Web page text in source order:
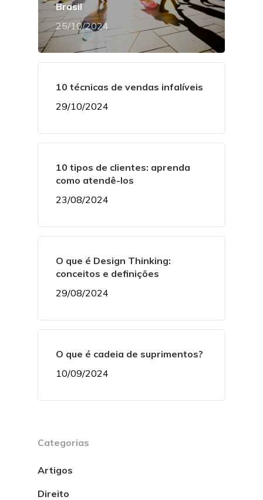
Brasil
25/10/2024
10 técnicas de vendas infalíveis
29/10/2024
10 tipos de clientes: aprenda
como atendê-los
23/08/2024
O que é Design Thinking:
conceitos e definições
29/08/2024
O que é cadeia de suprimentos?
10/09/2024
Categorias
Artigos
Direito